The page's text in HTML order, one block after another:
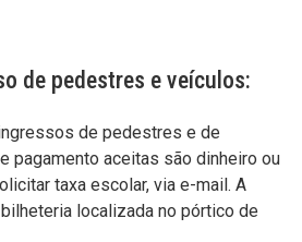
de pedestres e veículos:
de pedestres e de
pagamento aceitas são dinheiro ou
taxa escolar, via e-mail. A
localizada no pórtico de